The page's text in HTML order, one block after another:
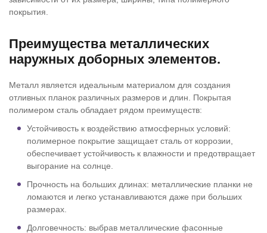
покрытия.
Преимущества металлических
наружных доборных элементов.
Металл является идеальным материалом для создания
отливных планок различных размеров и длин. Покрытая
полимером сталь обладает рядом преимуществ:
Устойчивость к воздействию атмосферных условий:
полимерное покрытие защищает сталь от коррозии,
обеспечивает устойчивость к влажности и предотвращает
выгорание на солнце.
Прочность на больших длинах: металлические планки не
ломаются и легко устанавливаются даже при больших
размерах.
Долговечность: выбрав металлические фасонные